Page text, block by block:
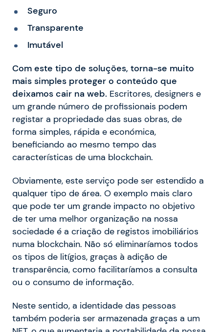
Seguro
Transparente
Imutável
Com este tipo de soluções, torna-se muito
mais simples proteger o conteúdo que
deixamos cair na web. Escritores, designers e
um grande número de profissionais podem
registar a propriedade das suas obras, de
forma simples, rápida e económica,
beneficiando ao mesmo tempo das
características de uma blockchain.
Obviamente, este serviço pode ser estendido a
qualquer tipo de área. O exemplo mais claro
que pode ter um grande impacto no objetivo
de ter uma melhor organização na nossa
sociedade é a criação de registos imobiliários
numa blockchain. Não só eliminaríamos todos
os tipos de litígios, graças à adição de
transparência, como facilitaríamos a consulta
ou o consumo de informação.
Neste sentido, a identidade das pessoas
também poderia ser armazenada graças a um